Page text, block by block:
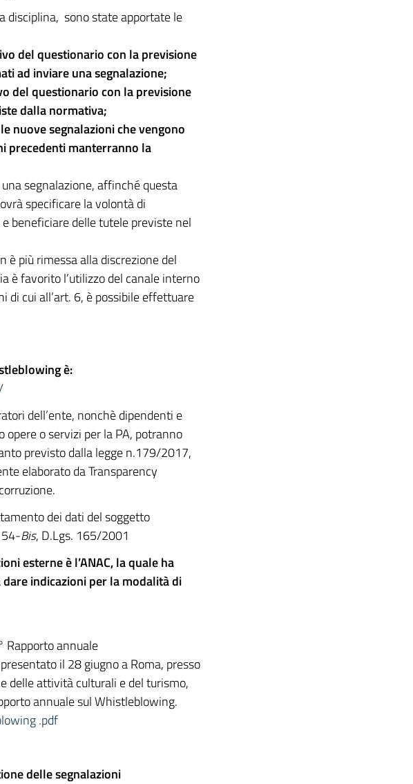
disciplina, sono state apportate le
del questionario con la previsione
ad inviare una segnalazione;
del questionario con la previsione
dalla normativa;
nuove segnalazioni che vengono
precedenti manterranno la
segnalazione, affinché questa
specificare la volontà di
beneficiare delle tutele previste nel
è più rimessa alla discrezione del
è favorito l’utilizzo del canale interno
di cui all’art. 6, è possibile effettuare
è:
dell’ente, nonchè dipendenti e
o servizi per la PA, potranno
previsto dalla legge n.179/2017,
elaborato da Transparency
dei dati del soggetto
54-Bis, D.Lgs. 165/2001
esterne è l’ANAC, la quale ha
indicazioni per la modalità di
annuale
il 28 giugno a Roma, presso
delle attività culturali e del turismo,
annuale sul Whistleblowing.
.pdf
delle segnalazioni